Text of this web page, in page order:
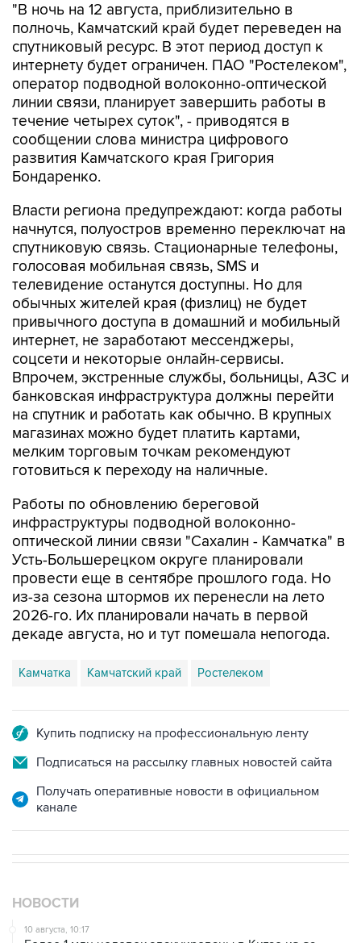
"В ночь на 12 августа, приблизительно в
полночь, Камчатский край будет переведен на
спутниковый ресурс. В этот период доступ к
интернету будет ограничен. ПАО "Ростелеком",
оператор подводной волоконно-оптической
линии связи, планирует завершить работы в
течение четырех суток", - приводятся в
сообщении слова министра цифрового
развития Камчатского края Григория
Бондаренко.
Власти региона предупреждают: когда работы
начнутся, полуостров временно переключат на
спутниковую связь. Стационарные телефоны,
голосовая мобильная связь, SMS и
телевидение останутся доступны. Но для
обычных жителей края (физлиц) не будет
привычного доступа в домашний и мобильный
интернет, не заработают мессенджеры,
соцсети и некоторые онлайн-сервисы.
Впрочем, экстренные службы, больницы, АЗС и
банковская инфраструктура должны перейти
на спутник и работать как обычно. В крупных
магазинах можно будет платить картами,
мелким торговым точкам рекомендуют
готовиться к переходу на наличные.
Работы по обновлению береговой
инфраструктуры подводной волоконно-
оптической линии связи "Сахалин - Камчатка" в
Усть-Большерецком округе планировали
провести еще в сентябре прошлого года. Но
из-за сезона штормов их перенесли на лето
2026-го. Их планировали начать в первой
декаде августа, но и тут помешала непогода.
Камчатка Камчатский край Ростелеком
Купить подписку на профессиональную ленту
Подписаться на рассылку главных новостей сайта
Получать оперативные новости в официальном
канале
НОВОСТИ
10 августа, 10:17